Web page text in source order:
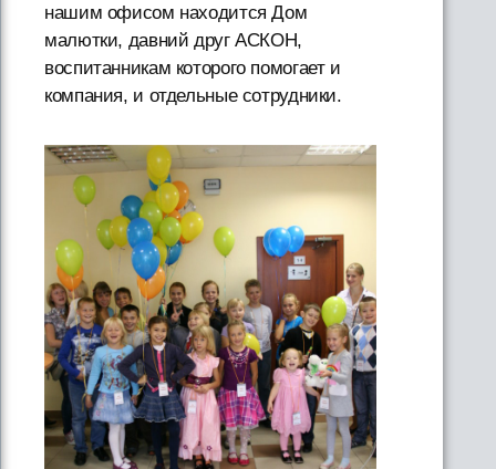
нашим офисом находится Дом
малютки, давний друг АСКОН,
воспитанникам которого помогает и
компания, и отдельные сотрудники.